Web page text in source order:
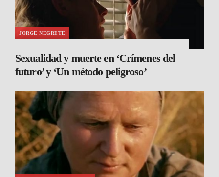
JORGE NEGRETE
Sexualidad y muerte en ‘Crímenes del
futuro’ y ‘Un método peligroso’